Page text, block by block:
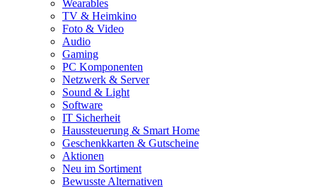
Wearables
TV & Heimkino
Foto & Video
Audio
Gaming
PC Komponenten
Netzwerk & Server
Sound & Light
Software
IT Sicherheit
Haussteuerung & Smart Home
Geschenkkarten & Gutscheine
Aktionen
Neu im Sortiment
Bewusste Alternativen